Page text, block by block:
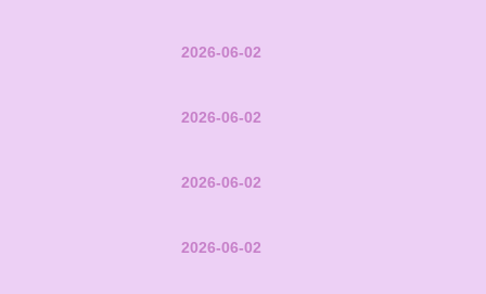
2026-06-02
2026-06-02
2026-06-02
2026-06-02